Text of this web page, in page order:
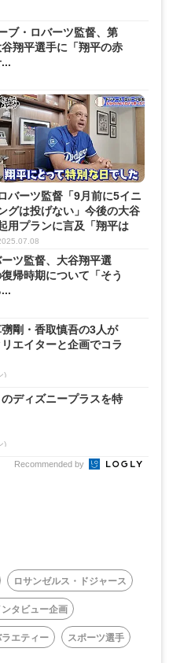
ブ・ロバーツ監督、第
翔平選手に「翔平の赤
バーツ監督「9月前に5イニ
グは投げない」今後の大谷
用プランに言及「翔平は
...
ツ監督、大谷翔平選
帰時期について「そう
剛・香取慎吾の3人が
エイターと企画でコラ
)
ディズニープラスを特
)
Recommended by
ロサンゼルス・ドジャース
タビュー企画
エティー スポーツ選手